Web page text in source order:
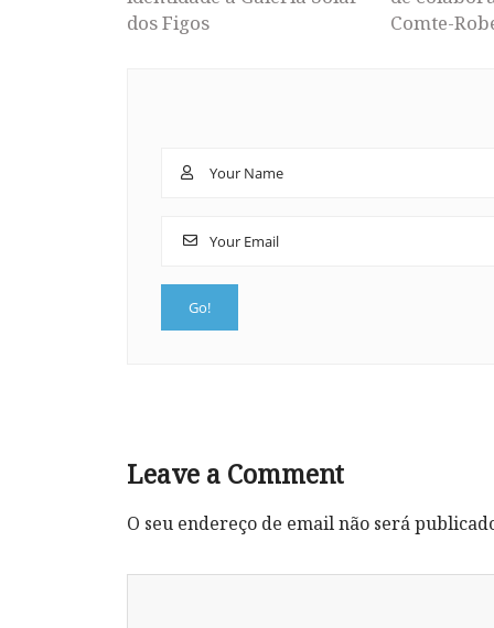
dos Figos
Comte-
Leave a Comment
O seu endereço de email não será